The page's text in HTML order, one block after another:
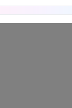
Читать дальше